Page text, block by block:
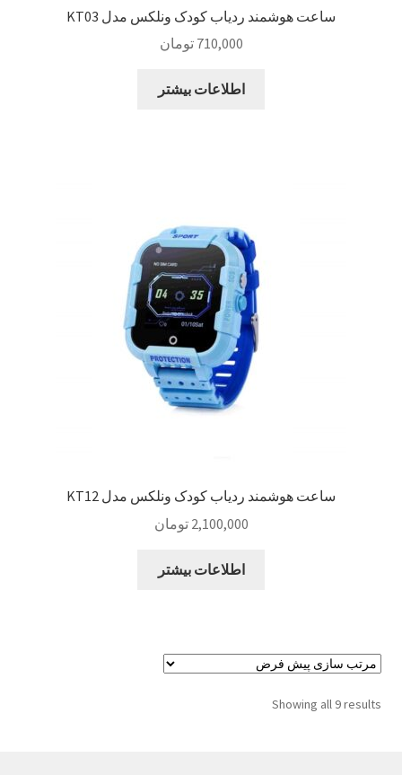
ساعت هوشمند ردیاب کودک ونلکس مدل KT03
710,000 تومان
اطلاعات بیشتر
ساعت هوشمند ردیاب کودک ونلکس مدل KT12
2,100,000 تومان
اطلاعات بیشتر
Showing all 9 results